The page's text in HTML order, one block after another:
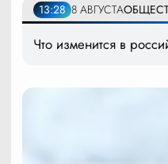
13:28 8 АВГУСТА
Что изменится в